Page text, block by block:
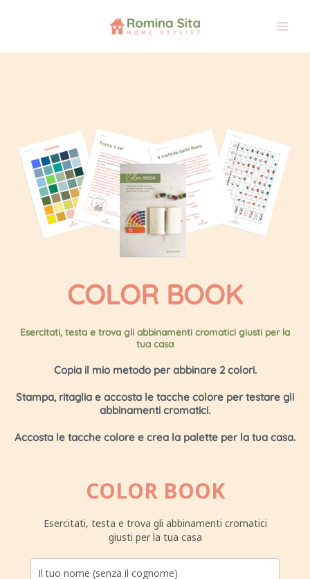
COLOR BOOK
Esercitati, testa e trova gli abbinamenti cromatici giusti per la
tua casa
Copia il mio metodo per abbinare 2 colori.
Stampa, ritaglia e accosta le tacche colore per testare gli
abbinamenti cromatici.
Accosta le tacche colore e crea la palette per la tua casa.
COLOR BOOK
Esercitati, testa e trova gli abbinamenti cromatici
giusti per la tua casa